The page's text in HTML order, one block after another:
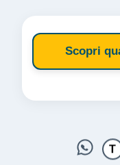
Scopri
T